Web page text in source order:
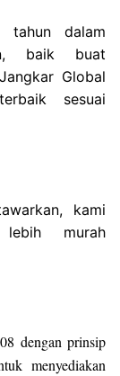
tahun dalam
baik buat
Global
sesuai
kami
murah
dengan prinsip
menyediakan